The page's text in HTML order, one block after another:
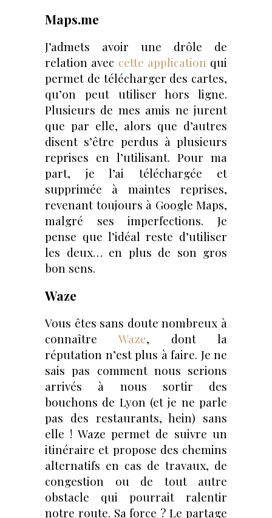
Maps.me
J’admets avoir une drôle de
relation avec cette application qui
permet de télécharger des cartes,
qu’on peut utiliser hors ligne.
Plusieurs de mes amis ne jurent
que par elle, alors que d’autres
disent s’être perdus à plusieurs
reprises en l’utilisant. Pour ma
part, je l’ai téléchargée et
supprimée à maintes reprises,
revenant toujours à Google Maps,
malgré ses imperfections. Je
pense que l’idéal reste d’utiliser
les deux… en plus de son gros
bon sens.
Waze
Vous êtes sans doute nombreux à
connaître Waze, dont la
réputation n’est plus à faire. Je ne
sais pas comment nous serions
arrivés à nous sortir des
bouchons de Lyon (et je ne parle
pas des restaurants, hein) sans
elle ! Waze permet de suivre un
itinéraire et propose des chemins
alternatifs en cas de travaux, de
congestion ou de tout autre
obstacle qui pourrait ralentir
notre route. Sa force ? Le partage